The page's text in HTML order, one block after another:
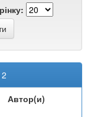
Автор(и)